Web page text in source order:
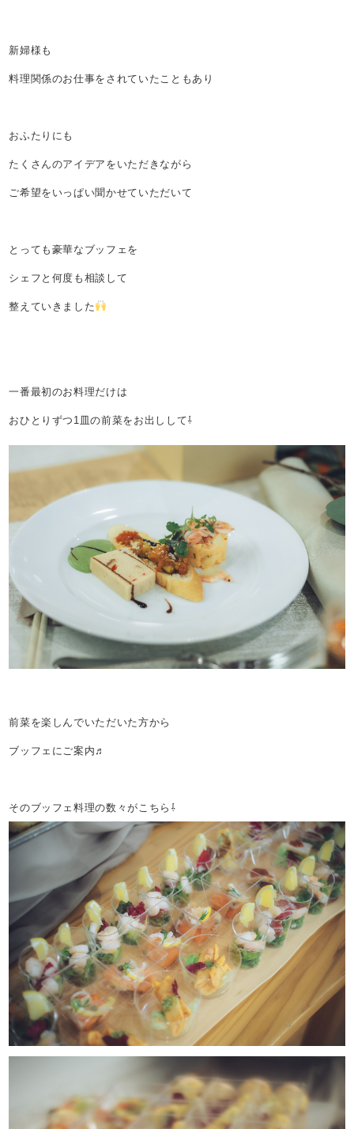
新婦様も
料理関係のお仕事をされていたこともあり
おふたりにも
たくさんのアイデアをいただきながら
ご希望をいっぱい聞かせていただいて
とっても豪華なブッフェを
シェフと何度も相談して
整えていきました
一番最初のお料理だけは
おひとりずつ1皿の前菜をお出しして⇩
前菜を楽しんでいただいた方から
ブッフェにご案内♬
そのブッフェ料理の数々がこちら⇩